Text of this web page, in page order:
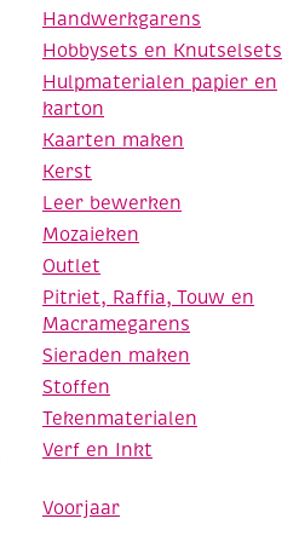
Handwerkgarens
Hobbysets en Knutselsets
Hulpmaterialen papier en
karton
Kaarten maken
Kerst
Leer bewerken
Mozaieken
Outlet
Pitriet, Raffia, Touw en
Macramegarens
Sieraden maken
Stoffen
Tekenmaterialen
Verf en Inkt
Voorjaar